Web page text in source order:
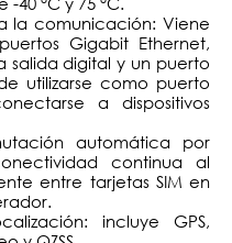
la comunicación: Viene
Gigabit Ethernet,
salida digital y un puerto
utilizarse como puerto
a dispositivos
automática por
continua al
entre tarjetas SIM en
incluye GPS,